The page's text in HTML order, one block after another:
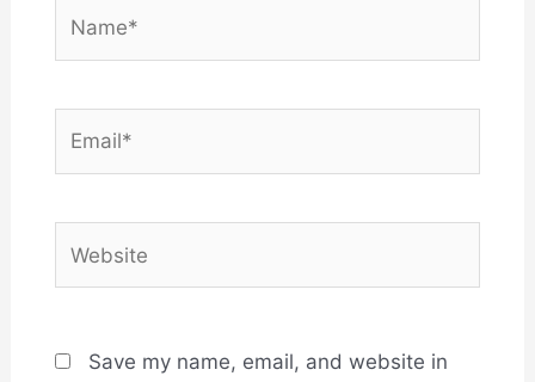
Save my name, email, and website in